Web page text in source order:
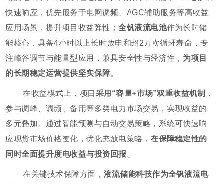
快速响应，优先服务于电网调频、AGC辅助服务等高收益
应用场景，提升项目收益弹性；全钒液流电池作为长时储
能核心，具备4小时以上长时放电和超2万次循环寿命，专
注峰谷调节与能量型应用，兼具安全性与经济性， 为项目
的长期稳定运营提供坚实保障。
在收益模式上，项目 采用“容量+市场”双重收益机制 ，
参与调峰、调频、备用等多类电力市场交易，实现收益的
多元叠加。通过智能预测与自动交易策略，系统可快速响
应现货市场价格变化，优化充放电策略，在保障稳定性的
同时全面提升度电收益与投资回报 。
在关键技术保障方面，液流储能科技作为全钒液流电